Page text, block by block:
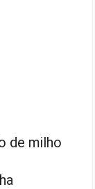
de milho